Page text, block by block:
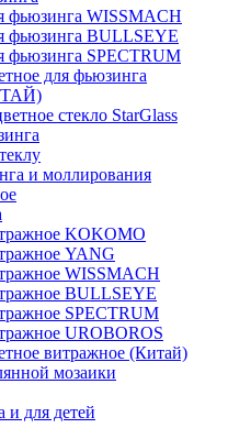
фьюзинга WISSMACH
фьюзинга BULLSEYE
фьюзинга SPECTRUM
для фьюзинга
стекло StarGlass
и моллирования
KOKOMO
YANG
WISSMACH
BULLSEYE
SPECTRUM
UROBOROS
витражное (Китай)
мозаики
и для детей